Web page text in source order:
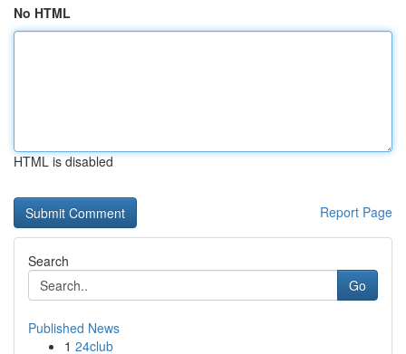
No HTML
HTML is disabled
Report Page
Search
Go
Published News
1 24club